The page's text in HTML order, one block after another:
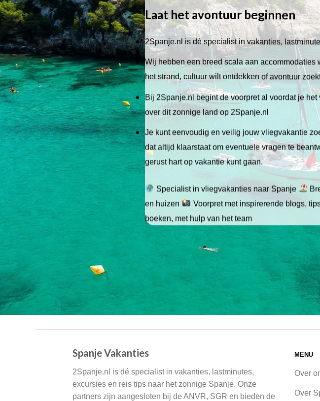
Laat het avontuur beginnen
2Spanje.nl is dé specialist in vakanties,
Wij hebben een breed scala aan
het strand, cultuur wilt ontdekken of avontuur
Bij 2Spanje.nl begint de voorpret al voordat je
over dit zonnige land op 2Spanje.nl
Je kunt eenvoudig en veilig jouw vliegvakantie
dat altijd klaarstaat om eventuele vragen te
gerust hart op vakantie kunt gaan.
Specialist in vliegvakanties naar Spanje
en huizen
Voorpret met inspirerende blogs,
boeken, met hulp van het team
Spanje Vakanties
2Spanje.nl is dé specialist in vakanties, lastminutes,
excursies en reis tips naar het zonnige Spanje. Onze
partners zijn aangesloten bij de ANVR, SGR en bieden de
MENU
Over
Over